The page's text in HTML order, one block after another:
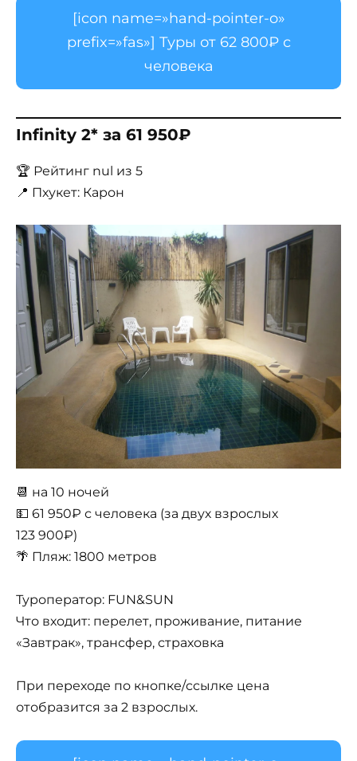
[icon name=»hand-pointer-o»
prefix=»fas»] Туры от 62 800₽ с
человека
Infinity 2* за 61 950₽
🏆 Рейтинг nul из 5
📍 Пхукет: Карон
📆 на 10 ночей
💵 61 950₽ с человека (за двух взрослых
123 900₽)
🌴 Пляж: 1800 метров
Туроператор: FUN&SUN
Что входит: перелет, проживание, питание
«Завтрак», трансфер, страховка
При переходе по кнопке/ссылке цена
отобразится за 2 взрослых.